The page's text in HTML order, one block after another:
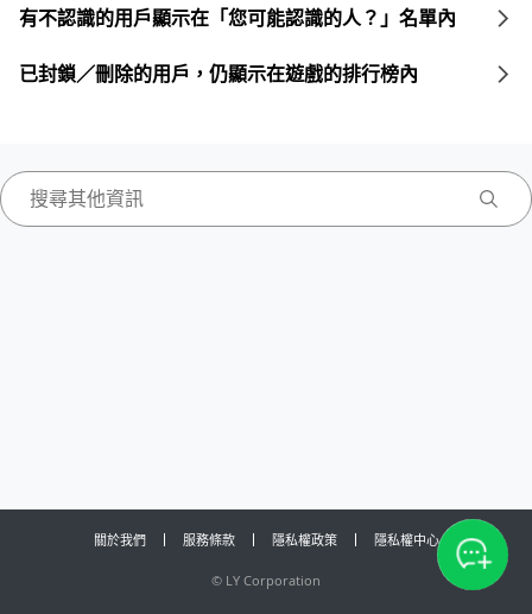
有不認識的用戶顯示在「您可能認識的人？」名單內
已封鎖／刪除的用戶，仍顯示在遊戲的排行榜內
關於我們 服務條款 隱私權政策 隱私權中心
© LY Corporation